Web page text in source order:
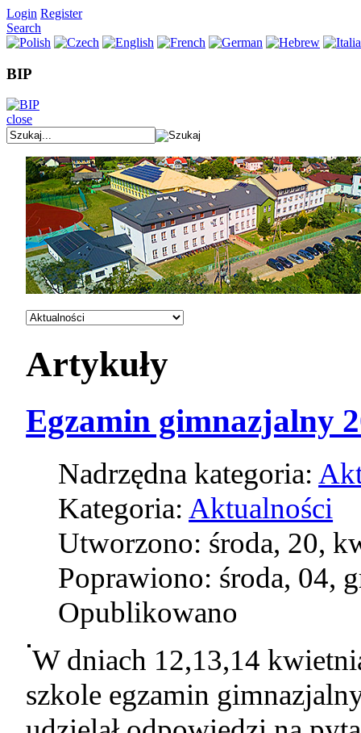
Login Register
Search
BIP
close
Artykuły
Egzamin gimnazjalny
Nadrzędna kategoria:
Kategoria:Aktualności
Utworzono: środa, 20,
Poprawiono: środa, 04,
Opublikowano
W dniach 12,13,14
szkole egzamin